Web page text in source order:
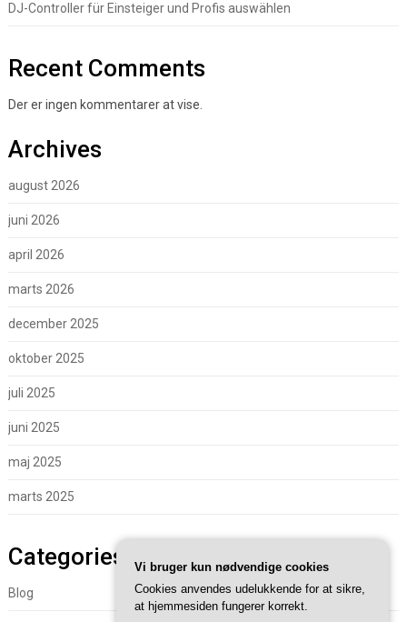
DJ-Controller für Einsteiger und Profis auswählen
Recent Comments
Der er ingen kommentarer at vise.
Archives
august 2026
juni 2026
april 2026
marts 2026
december 2025
oktober 2025
juli 2025
juni 2025
maj 2025
marts 2025
Categories
Blog
Vi bruger kun nødvendige cookies
Cookies anvendes udelukkende for at sikre,
at hjemmesiden fungerer korrekt.